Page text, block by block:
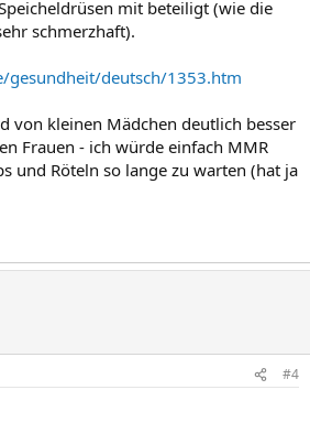
mit beteiligt (wie die
schmerzhaft).
gesundheit/deutsch/1353.htm
von kleinen Mädchen deutlich besser
Frauen - ich würde einfach MMR
und Röteln so lange zu warten (hat ja
#4